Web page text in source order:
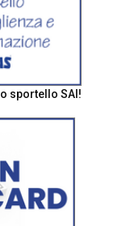
sportello SAI!